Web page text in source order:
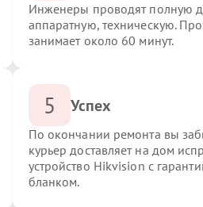
Инженеры проводят полную
аппаратную, техническую.
занимает около 60 минут.
5 Успех
По окончании ремонта вы
курьер доставляет на дом
устройство Hikvision с
бланком.